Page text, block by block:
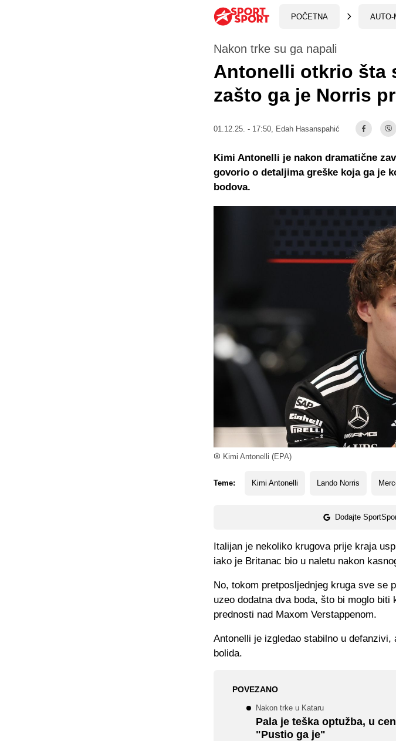
POČETNA AUTO-
Kimi Antonelli (EPA)
Nakon trke su ga napali
Antonelli otkrio šta
zašto ga je Norris
01.12.25. - 17:50, Edah Hasanspahić
Teme: Kimi Antonelli Lando Norris
Dodajte
Kimi Antonelli je nakon dramatične
govorio o detaljima greške koja ga je
bodova.
Italijan je nekoliko krugova prije kraja
iako je Britanac bio u naletu nakon
No, tokom pretposljednjeg kruga sve se
uzeo dodatna dva boda, što bi moglo
prednosti nad Maxom Verstappenom.
Antonelli je izgledao stabilno u
bolida.
POVEZANO
Nakon trke u Kataru
Pala je teška optužba, u
"Pustio ga je"